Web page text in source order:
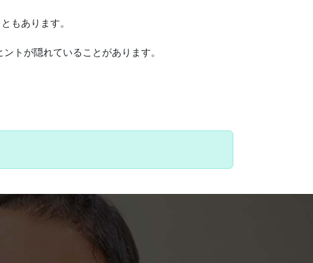
もあります。
トが隠れていることがあります。